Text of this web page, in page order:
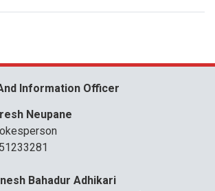
Information Officer
Neupane
Bahadur Adhikari